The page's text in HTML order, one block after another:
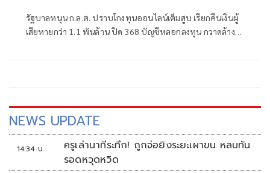
รัฐบาลหนุน ก.ล.ต. ปราบโกงทุนออนไลน์เต็มสูบ เรียกคืนเงินผู้
เสียหายกว่า 1.1 พันล้าน ปิด 368 บัญชีหลอกลงทุน กวาดล้าง
NEWS UPDATE
14:34 น.
ครูเล่านาทีระทึก! ถูกจ่อยิงระยะเผาขน หลบทัน
รอดหวุดหวิด